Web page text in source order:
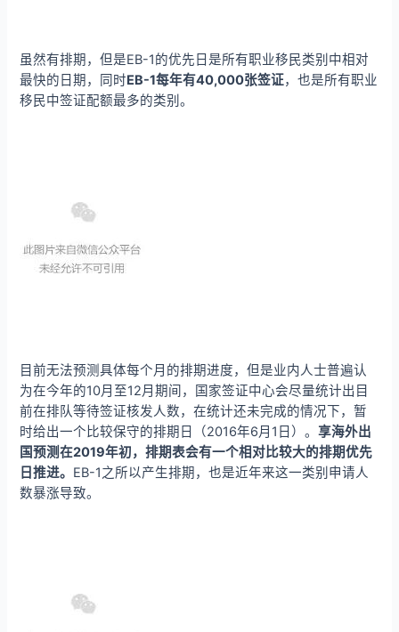
虽然有排期，但是EB-1的优先日是所有职业移民类别中相对
最快的日期，同时EB-1每年有40,000张签证，也是所有职业
移民中签证配额最多的类别。
目前无法预测具体每个月的排期进度，但是业内人士普遍认
为在今年的10月至12月期间，国家签证中心会尽量统计出目
前在排队等待签证核发人数，在统计还未完成的情况下，暂
时给出一个比较保守的排期日（2016年6月1日）。享海外出
国预测在2019年初，排期表会有一个相对比较大的排期优先
日推进。 EB-1之所以产生排期，也是近年来这一类别申请人
数暴涨导致。